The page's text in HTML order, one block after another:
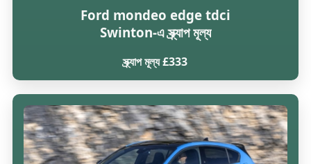
Ford mondeo edge tdci
Swinton-এ স্ক্র্যাপ মূল্য
স্ক্র্যাপ মূল্য £333